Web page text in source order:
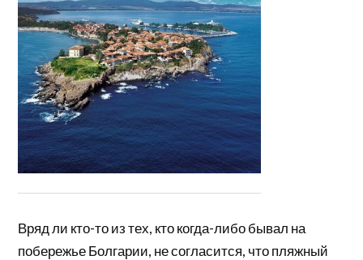
Вряд ли кто-то из тех, кто когда-либо бывал на
побережье Болгарии, не согласится, что пляжный